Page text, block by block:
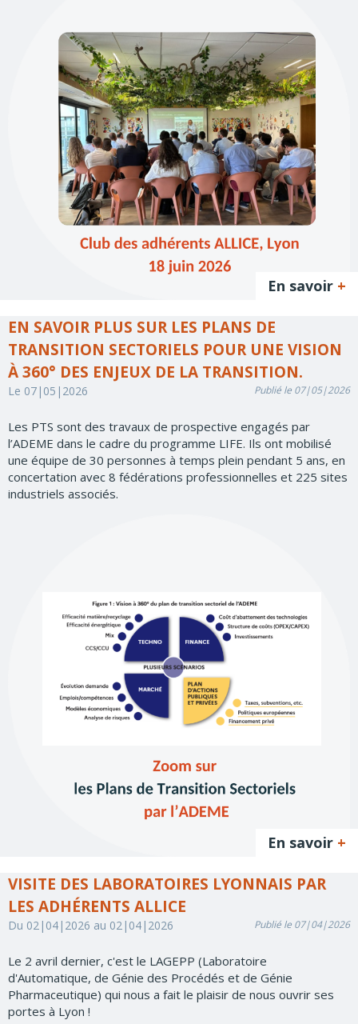
En savoir +
EN SAVOIR PLUS SUR LES PLANS DE
TRANSITION SECTORIELS POUR UNE VISION
À 360° DES ENJEUX DE LA TRANSITION.
Le 07|05|2026 Publié le 07|05|2026
Les PTS sont des travaux de prospective engagés par
l’ADEME dans le cadre du programme LIFE. Ils ont mobilisé
une équipe de 30 personnes à temps plein pendant 5 ans, en
concertation avec 8 fédérations professionnelles et 225 sites
industriels associés.
En savoir +
VISITE DES LABORATOIRES LYONNAIS PAR
LES ADHÉRENTS ALLICE
Du 02|04|2026 au 02|04|2026 Publié le 07|04|2026
Le 2 avril dernier, c'est le LAGEPP (Laboratoire
d'Automatique, de Génie des Procédés et de Génie
Pharmaceutique) qui nous a fait le plaisir de nous ouvrir ses
portes à Lyon !